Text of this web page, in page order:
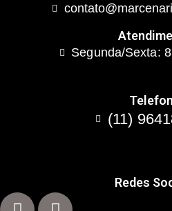
Segunda/Sexta:
(11)
Redes